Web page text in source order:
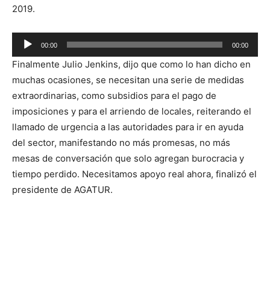
2019.
Reproductor
de
audio
00:00 00:00
Finalmente Julio Jenkins, dijo que como lo han dicho en
muchas ocasiones, se necesitan una serie de medidas
extraordinarias, como subsidios para el pago de
imposiciones y para el arriendo de locales, reiterando el
llamado de urgencia a las autoridades para ir en ayuda
del sector, manifestando no más promesas, no más
mesas de conversación que solo agregan burocracia y
tiempo perdido. Necesitamos apoyo real ahora, finalizó el
presidente de AGATUR.